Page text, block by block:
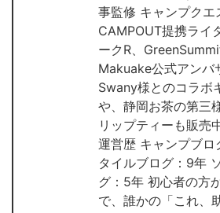
事監修 キャンプクエ
CAMPOUT提携ライ
ークR、
Makuake公式アンバ
Swany様とのコラボ
や、静岡お茶の第三
リップティーも販
運営歴 キャンプブロ
タイルブログ：9年
グ：5年 初心者の方
で、誰かの「これ、